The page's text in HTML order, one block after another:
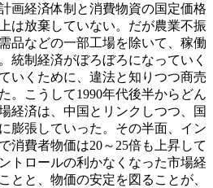
画経済体制と消費物資の国定価格
は放棄していない。だが農業不振
品などの一部工場を除いて、稼働
統制経済がぼろぼろになっていく
いくために、違法と知りつつ商売
。こうして1990年代後半からどん
経済は、中国とリンクしつつ、国
膨張していった。その半面、イン
消費者物価は20～25倍も上昇して
トロールの利かなくなった市場経
とと、物価の安定を図ることが、